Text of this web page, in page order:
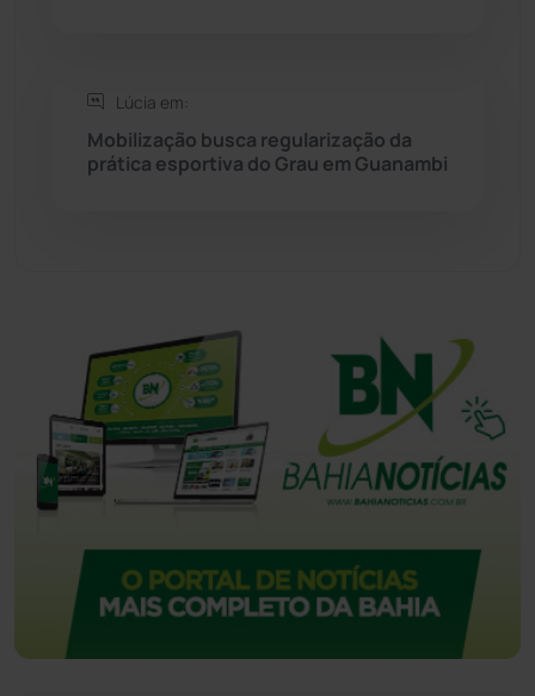
Tanque Novo
Tecnologia (12)
Lúcia em:
Mobilização busca regularização da
prática esportiva do Grau em Guanambi